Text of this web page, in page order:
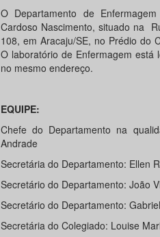
O Departamento de
Cardoso Nascimento, situado na
108, em Aracaju/SE, no Prédio do
O laboratório de Enfermagem está
no mesmo endereço.
EQUIPE:
Chefe do Departamento na
Andrade
Secretária do Departamento: Ellen
Secretário do Departamento: João
Secretário do Departamento:
Secretária do Colegiado: Louise